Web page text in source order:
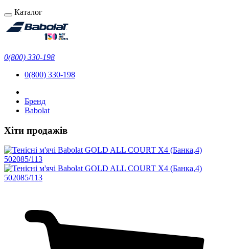
Каталог
0(800) 330-198
0(800) 330-198
Бренд
Babolat
Хіти продажів